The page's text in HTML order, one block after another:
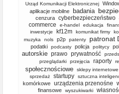
Urząd Komunikacji Elektronicznej
aplikacje mobilne badania
cenzura cyberbezpieczeństwo
commerce
e-handel edukacja
inwestycje kf12m komunikat firmy
muzyka nols p2p patenty patronat
podatki podcasty policja politycy
autorskie prawo prywatność
przeglądarki
przejęcia raporty
społecznościowe
sklepy internetowe
sprzedaż
startupy sztuczna
komórkowe
urządzenia przenośne
finansowe
wyszukiwarki